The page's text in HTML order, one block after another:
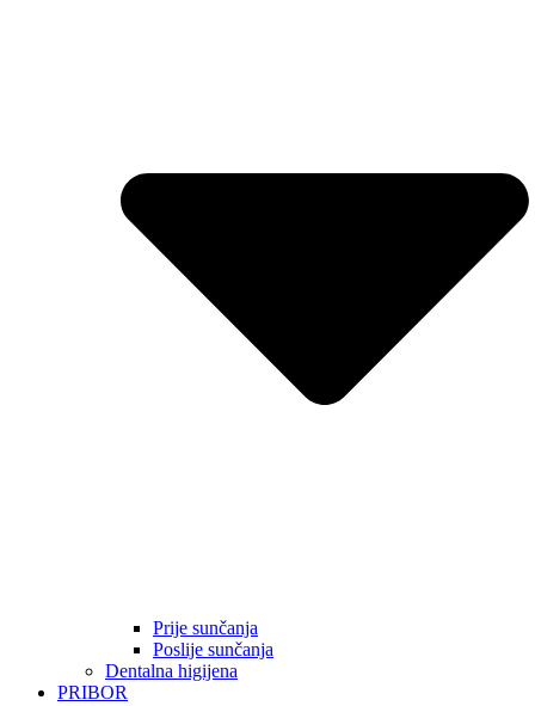
Prije sunčanja
Poslije sunčanja
Dentalna higijena
PRIBOR